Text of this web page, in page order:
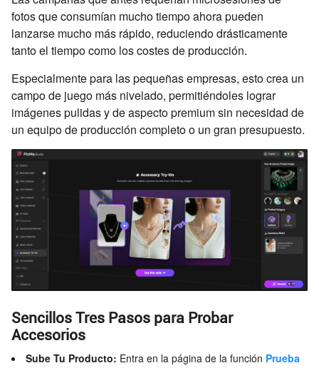
fotos que consumían mucho tiempo ahora pueden
lanzarse mucho más rápido, reduciendo drásticamente
tanto el tiempo como los costes de producción.
Especialmente para las pequeñas empresas, esto crea un
campo de juego más nivelado, permitiéndoles lograr
imágenes pulidas y de aspecto premium sin necesidad de
un equipo de producción completo o un gran presupuesto.
Sencillos Tres Pasos para Probar
Accesorios
Sube Tu Producto: Entra en la página de la función Prueba